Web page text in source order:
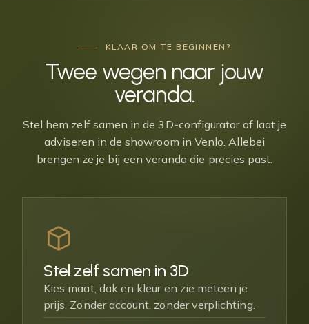
KLAAR OM TE BEGINNEN?
Twee wegen naar jouw
veranda.
Stel hem zelf samen in de 3D-configurator of laat je
adviseren in de showroom in Venlo. Allebei
brengen ze je bij een veranda die precies past.
Stel zelf samen in 3D
Kies maat, dak en kleur en zie meteen je
prijs. Zonder account, zonder verplichting.